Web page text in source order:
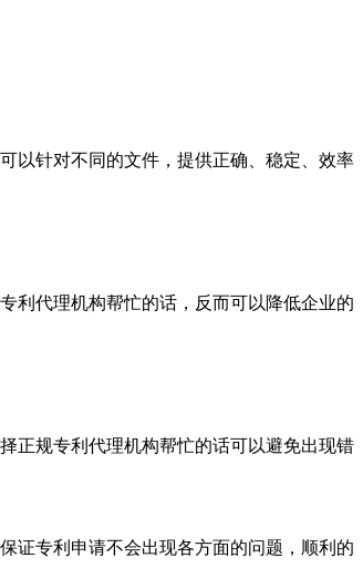
以针对不同的文件，提供正确、稳定、效率
代理机构帮忙的话，反而可以降低企业的
正规专利代理机构帮忙的话可以避免出现错
专利申请不会出现各方面的问题，顺利的